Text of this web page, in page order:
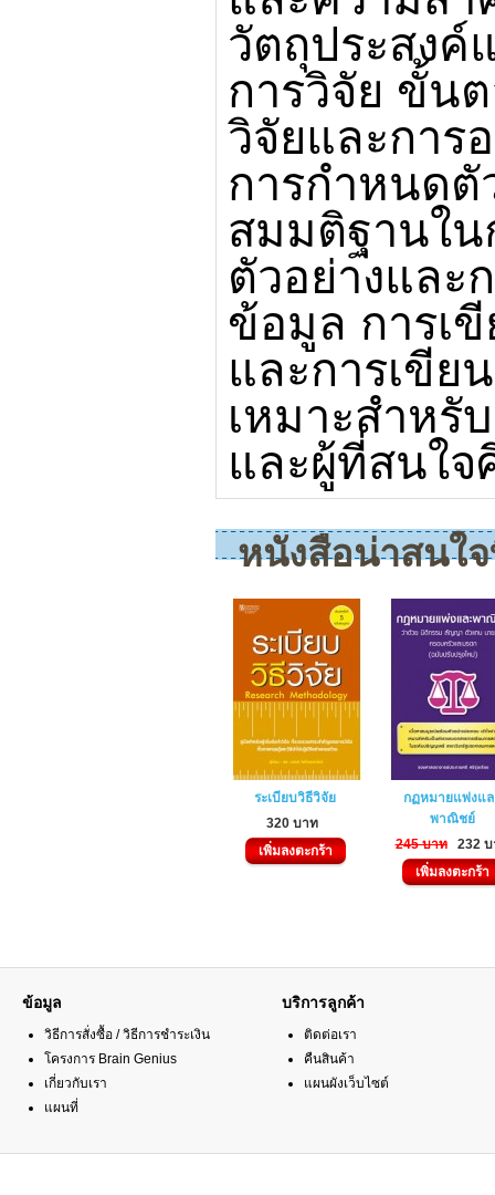
วัตถุประสงค์
การวิจัย ขั้น
วิจัยและการ
การกำหนดตั
สมมติฐานใน
ตัวอย่างและ
ข้อมูล การเ
และการเขีย
เหมาะสำหรั
และผู้ที่สนใจ
หนังสือน่าสนใจ
ระเบียบวิธีวิจัย
320 บาท
เพิ่มลงตะกร้า
กฏหมายแพ่งแล
พาณิชย์
245 บาท
232
เพิ่มลงตะกร้า
ข้อมูล
วิธีการสั่งซื้อ / วิธีการชำระเงิน
โครงการ Brain Genius
เกี่ยวกับเรา
แผนที่
บริการลูกค้า
ติดต่อเรา
คืนสินค้า
แผนผังเว็บไซต์